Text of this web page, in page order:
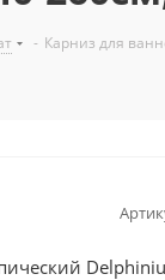
- Карниз для